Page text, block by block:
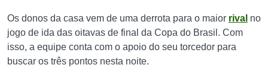
Os donos da casa vem de uma derrota para o maior rival no
jogo de ida das oitavas de final da Copa do Brasil. Com
isso, a equipe conta com o apoio do seu torcedor para
buscar os três pontos nesta noite.